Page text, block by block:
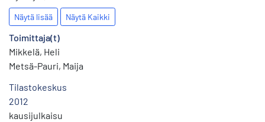
Näytä lisää Näytä Kaikki
Toimittaja(t)
Mikkelä, Heli
Metsä-Pauri, Maija
Tilastokeskus
2012
kausijulkaisu